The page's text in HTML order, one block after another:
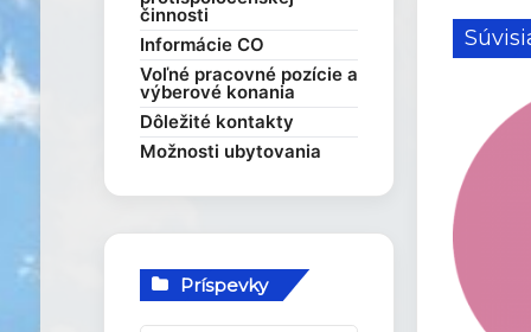
Elektronické služby
Rozvojové dokumenty
Smernice
činnosti
Informácie CO
Voľné pracovné pozície a
výberové konania
Dôležité kontakty
Možnosti ubytovania
Príspevky